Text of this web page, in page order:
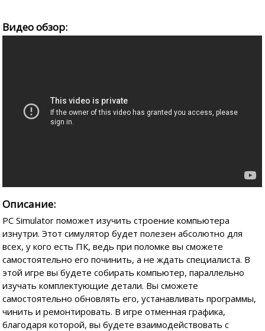
Видео обзор:
Описание:
PC Simulator поможет изучить строение компьютера
изнутри. Этот симулятор будет полезен абсолютно для
всех, у кого есть ПК, ведь при поломке вы сможете
самостоятельно его починить, а не ждать специалиста. В
этой игре вы будете собирать компьютер, параллельно
изучать комплектующие детали. Вы сможете
самостоятельно обновлять его, устанавливать программы,
чинить и ремонтировать. В игре отменная графика,
благодаря которой, вы будете взаимодействовать с